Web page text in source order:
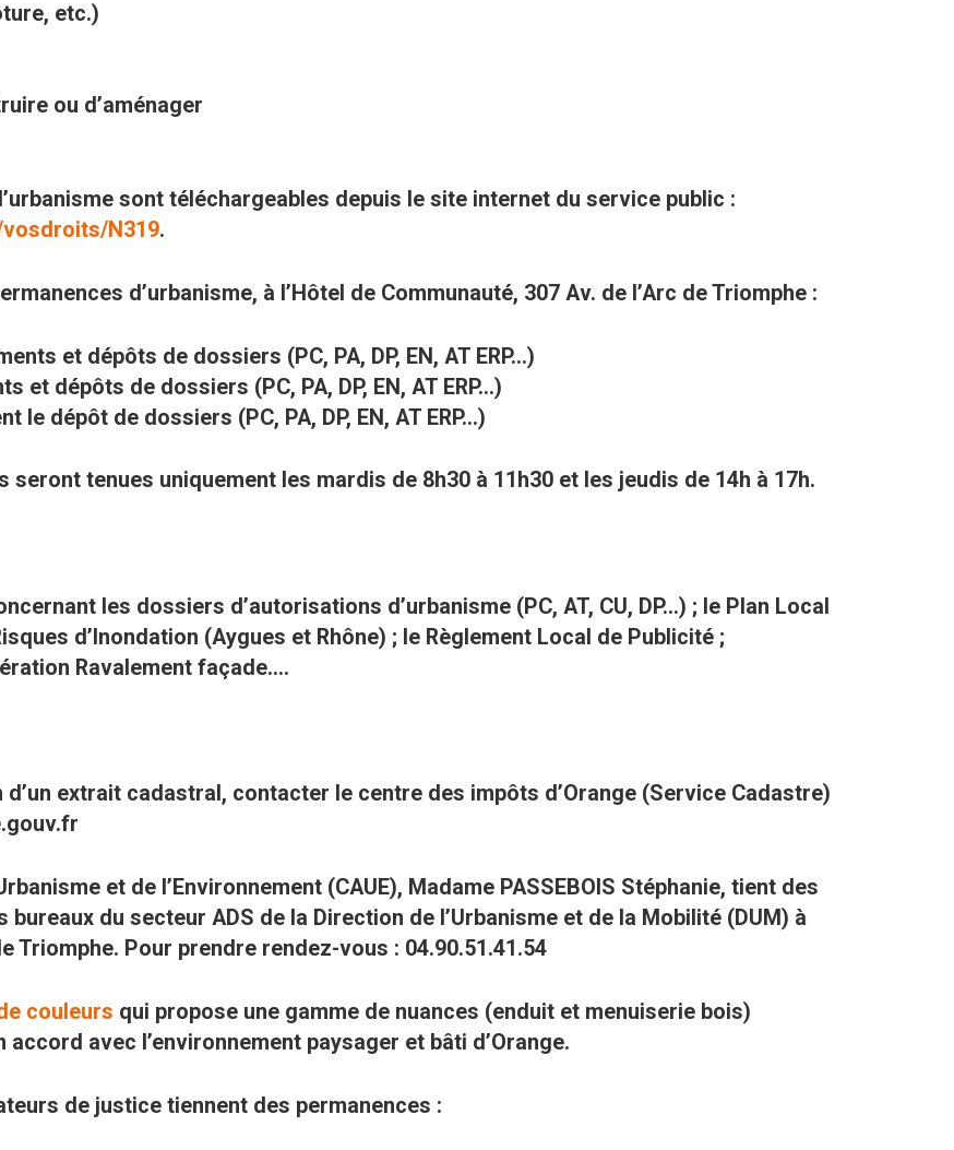
etc.)
ou d’aménager
sont téléchargeables depuis le site internet du service public :
N319.
d’urbanisme, à l’Hôtel de Communauté, 307 Av. de l’Arc de Triomphe :
et dépôts de dossiers (PC, PA, DP, EN, AT ERP...)
et dépôts de dossiers (PC, PA, DP, EN, AT ERP...)
le dépôt de dossiers (PC, PA, DP, EN, AT ERP...)
seront tenues uniquement les mardis de 8h30 à 11h30 et les jeudis de 14h à 17h.
les dossiers d’autorisations d’urbanisme (PC, AT, CU, DP…) ; le Plan Local
d’Inondation (Aygues et Rhône) ; le Règlement Local de Publicité ;
Ravalement façade….
d’un extrait cadastral, contacter le centre des impôts d’Orange (Service Cadastre)
et de l’Environnement (CAUE), Madame PASSEBOIS Stéphanie, tient des
du secteur ADS de la Direction de l’Urbanisme et de la Mobilité (DUM) à
Triomphe. Pour prendre rendez-vous : 04.90.51.41.54
couleurs qui propose une gamme de nuances (enduit et menuiserie bois)
avec l’environnement paysager et bâti d’Orange.
de justice tiennent des permanences :